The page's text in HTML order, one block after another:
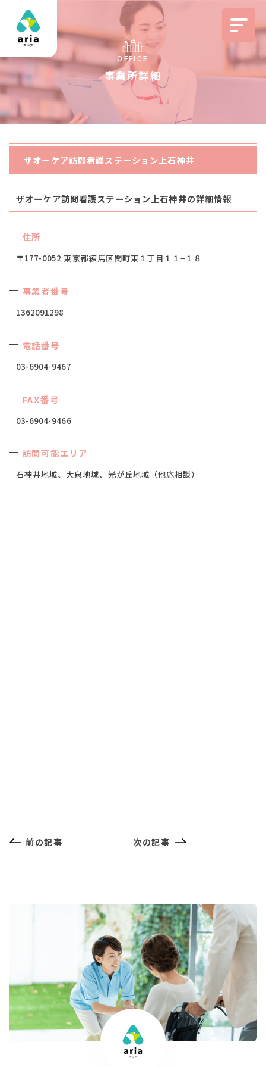
OFFICE
事業所詳細
ザオーケア訪問看護ステーション上石神井
ザオーケア訪問看護ステーション上石神井の詳細情報
住所
〒177-0052 東京都練馬区関町東１丁目１１−１８
事業者番号
1362091298
電話番号
03-6904-9467
FAX番号
03-6904-9466
訪問可能エリア
石神井地域、大泉地域、光が丘地域（他応相談）
前の記事 次の記事